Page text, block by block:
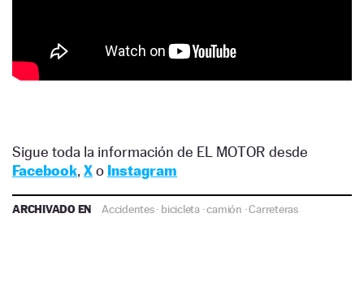
Sigue toda la información de EL MOTOR desde
Facebook, Xo Instagram
ARCHIVADO EN Accidentes· bicicleta·camión ·Carreteras